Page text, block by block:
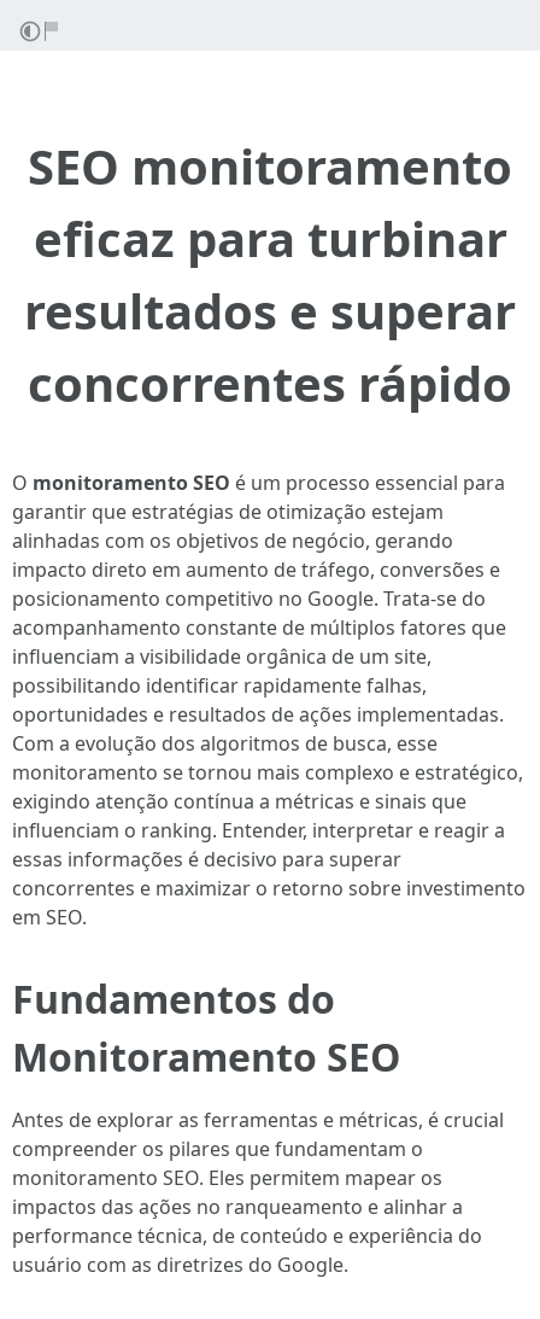
SEO monitoramento
eficaz para turbinar
resultados e superar
concorrentes rápido
O monitoramento SEO é um processo essencial para
garantir que estratégias de otimização estejam
alinhadas com os objetivos de negócio, gerando
impacto direto em aumento de tráfego, conversões e
posicionamento competitivo no Google. Trata-se do
acompanhamento constante de múltiplos fatores que
influenciam a visibilidade orgânica de um site,
possibilitando identificar rapidamente falhas,
oportunidades e resultados de ações implementadas.
Com a evolução dos algoritmos de busca, esse
monitoramento se tornou mais complexo e estratégico,
exigindo atenção contínua a métricas e sinais que
influenciam o ranking. Entender, interpretar e reagir a
essas informações é decisivo para superar
concorrentes e maximizar o retorno sobre investimento
em SEO.
Fundamentos do
Monitoramento SEO
Antes de explorar as ferramentas e métricas, é crucial
compreender os pilares que fundamentam o
monitoramento SEO. Eles permitem mapear os
impactos das ações no ranqueamento e alinhar a
performance técnica, de conteúdo e experiência do
usuário com as diretrizes do Google.